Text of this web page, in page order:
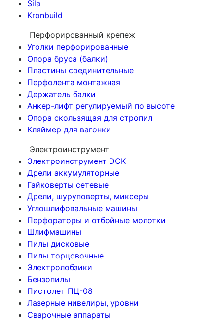
Sila
Kronbuild
Перфорированный крепеж
Уголки перфорированные
Опора бруса (балки)
Пластины соединительные
Перфолента монтажная
Держатель балки
Анкер-лифт регулируемый по высоте
Опора скользящая для стропил
Кляймер для вагонки
Электроинструмент
Электроинструмент DCK
Дрели аккумуляторные
Гайковерты сетевые
Дрели, шуруповерты, миксеры
Углошлифовальные машины
Перфораторы и отбойные молотки
Шлифмашины
Пилы дисковые
Пилы торцовочные
Электролобзики
Бензопилы
Пистолет ПЦ-08
Лазерные нивелиры, уровни
Сварочные аппараты